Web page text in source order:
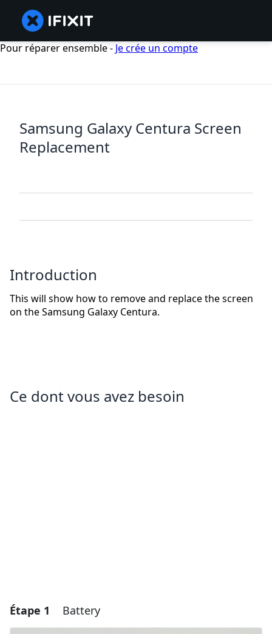
Pour réparer ensemble - Je crée un compte
Samsung Galaxy Centura Screen
Replacement
Introduction
This will show how to remove and replace the screen
on the Samsung Galaxy Centura.
Ce dont vous avez besoin
Étape 1 Battery